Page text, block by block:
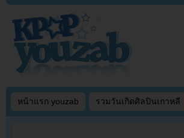
หน้าแรก youzab รวมวันเกิดศิลปินเกาหลี